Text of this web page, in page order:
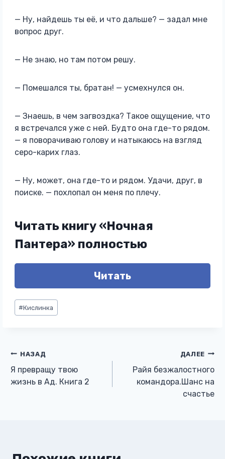
— Ну, найдешь ты её, и что дальше? — задал мне
вопрос друг.
— Не знаю, но там потом решу.
— Помешался ты, братан! — усмехнулся он.
— Знаешь, в чем загвоздка? Такое ощущение, что
я встречался уже с ней. Будто она где-то рядом.
— я поворачиваю голову и натыкаюсь на взгляд
серо-карих глаз.
— Ну, может, она где-то и рядом. Удачи, друг, в
поиске. — похлопал он меня по плечу.
Читать книгу «Ночная
Пантера» полностью
Читать
Метки
записи:
#Кислинка
Навигация
по
НАЗАД
Я превращу твою
жизнь в Ад. Книга 2
ДАЛЕЕ
Райя безжалостного
командора.Шанс на
счастье